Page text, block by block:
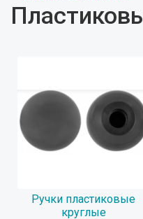
Ручки пластиковые
круглые